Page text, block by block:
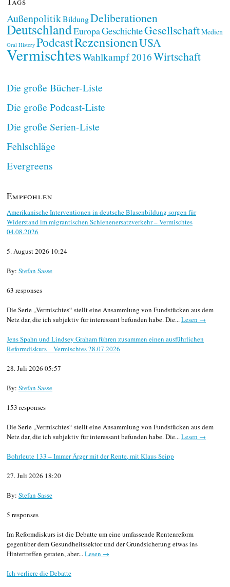
AußenpolitikBildungDeliberationen
DeutschlandEuropaGeschichteGesellschaftMedien
Oral History PodcastRezensionenUSA
VermischtesWahlkampf 2016Wirtschaft
Die große Bücher-Liste
Die große Podcast-Liste
Die große Serien-Liste
Fehlschläge
Evergreens
Empfohlen
Amerikanische Interventionen in deutsche Blasenbildung sorgen für
Widerstand im migrantischen Schienenersatzverkehr – Vermischtes
04.08.2026
5. August 2026 10:24
By: Stefan Sasse
63 responses
Die Serie „Vermischtes“ stellt eine Ansammlung von Fundstücken aus dem
Netz dar, die ich subjektiv für interessant befunden habe. Die...Lesen →
Jens Spahn und Lindsey Graham führen zusammen einen ausführlichen
Reformdiskurs – Vermischtes 28.07.2026
28. Juli 2026 05:57
By: Stefan Sasse
153 responses
Die Serie „Vermischtes“ stellt eine Ansammlung von Fundstücken aus dem
Netz dar, die ich subjektiv für interessant befunden habe. Die...Lesen →
Bohrleute 133 – Immer Ärger mit der Rente, mit Klaus Seipp
27. Juli 2026 18:20
By: Stefan Sasse
5 responses
Im Reformdiskurs ist die Debatte um eine umfassende Rentenreform
gegenüber dem Gesundheitssektor und der Grundsicherung etwas ins
Hintertreffen geraten, aber...Lesen →
Ich verliere die Debatte